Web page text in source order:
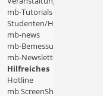
mb-Tutorials
Studenten/Hochschule
mb-news
mb-Bemessungstafeln
mb-Newsletter
Hilfreiches
Hotline
mb ScreenShare